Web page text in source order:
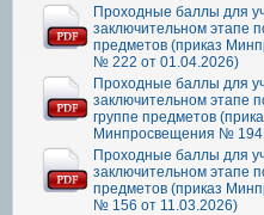
Проходные баллы для
заключительном этапе
предметов (приказ
№ 222 от 01.04.2026)
Проходные баллы для
заключительном этапе
группе предметов
Минпросвещения № 194
Проходные баллы для
заключительном этапе
предметов (приказ
№ 156 от 11.03.2026)